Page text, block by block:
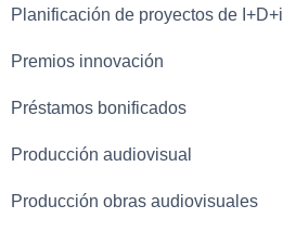
Planificación de proyectos de I+D+i
Premios innovación
Préstamos bonificados
Producción audiovisual
Producción obras audiovisuales